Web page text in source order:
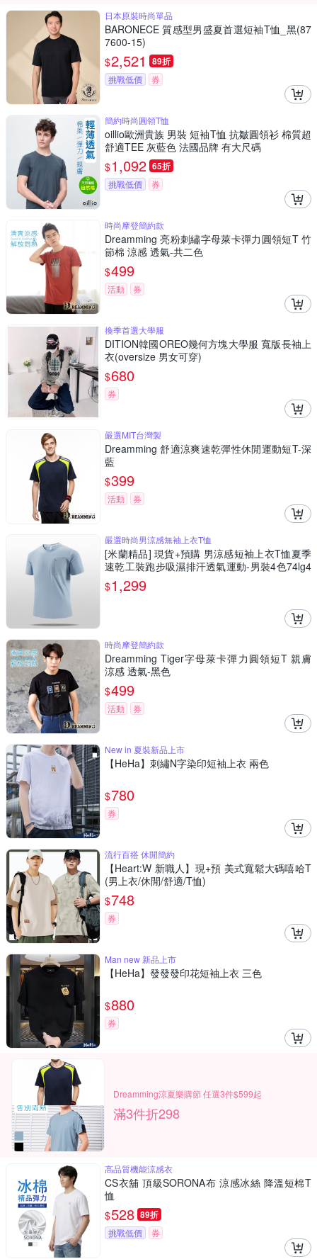
日本原裝時尚單品
BARONECE 質感型男盛夏首選短袖T恤_黑(87
7600-15)
$2,521 89折
挑戰低價 券
簡約時尚圓領T恤
oillio歐洲貴族 男裝 短袖T恤 抗皺圓領衫 棉質超
舒適TEE 灰藍色 法國品牌 有大尺碼
$1,092 65折
挑戰低價 券
時尚摩登簡約款
Dreamming 亮粉刺繡字母萊卡彈力圓領短T 竹
節棉 涼感 透氣-共二色
$499
活動 券
換季首選大學服
DITION韓國OREO幾何方塊大學服 寬版長袖上
衣(oversize 男女可穿)
$680
券
嚴選MIT台灣製
Dreamming 舒適涼爽速乾彈性休閒運動短T-深
藍
$399
活動 券
嚴選時尚男涼感無袖上衣T恤
[米蘭精品] 現貨+預購 男涼感短袖上衣T恤夏季
速乾工裝跑步吸濕排汗透氣運動-男裝4色74lg4
4
$1,299
時尚摩登簡約款
Dreamming Tiger字母萊卡彈力圓領短T 親膚
涼感 透氣-黑色
$499
活動 券
New in 夏裝新品上市
【HeHa】刺繡N字染印短袖上衣 兩色
$780
券
流行百搭 休閒簡約
【Heart:W 新職人】現+預 美式寬鬆大碼嘻哈T
(男上衣/休閒/舒適/T恤)
$748
券
Man new 新品上市
【HeHa】發發發印花短袖上衣 三色
$880
券
Dreamming涼夏樂購節 任選3件$599起
滿3件折298
高品質機能涼感衣
CS衣舖 頂級SORONA布 涼感冰絲 降溫短棉T
恤
$528 89折
挑戰低價 券